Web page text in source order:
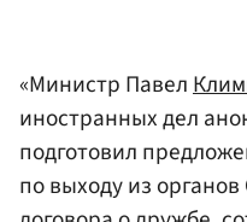
«Министр Павел
иностранных дел
подготовил
по выходу из